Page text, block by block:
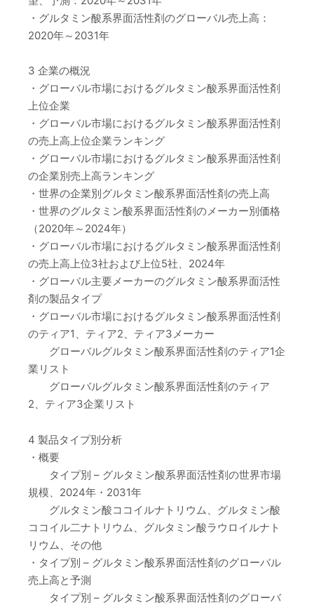
・グルタミン酸系界面活性剤のグローバル売上高：
2020年～2031年
3 企業の概況
・グローバル市場におけるグルタミン酸系界面活性剤
上位企業
・グローバル市場におけるグルタミン酸系界面活性剤
の売上高上位企業ランキング
・グローバル市場におけるグルタミン酸系界面活性剤
の企業別売上高ランキング
・世界の企業別グルタミン酸系界面活性剤の売上高
・世界のグルタミン酸系界面活性剤のメーカー別価格
（2020年～2024年）
・グローバル市場におけるグルタミン酸系界面活性剤
の売上高上位3社および上位5社、2024年
・グローバル主要メーカーのグルタミン酸系界面活性
剤の製品タイプ
・グローバル市場におけるグルタミン酸系界面活性剤
のティア1、ティア2、ティア3メーカー
グローバルグルタミン酸系界面活性剤のティア1企
業リスト
グローバルグルタミン酸系界面活性剤のティア
2、ティア3企業リスト
4 製品タイプ別分析
・概要
タイプ別 – グルタミン酸系界面活性剤の世界市場
規模、2024年・2031年
グルタミン酸ココイルナトリウム、グルタミン酸
ココイル二ナトリウム、グルタミン酸ラウロイルナト
リウム、その他
・タイプ別 – グルタミン酸系界面活性剤のグローバル
売上高と予測
タイプ別 – グルタミン酸系界面活性剤のグローバ